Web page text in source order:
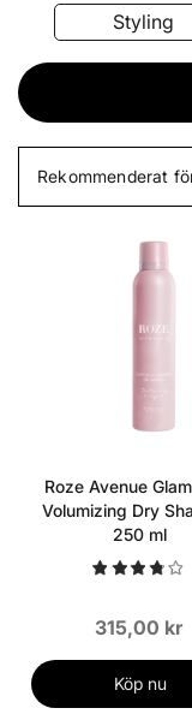
Styling
Rekommenderat
Roze Avenue
Volumizing Dry
250 ml
315,00 kr
Köp nu